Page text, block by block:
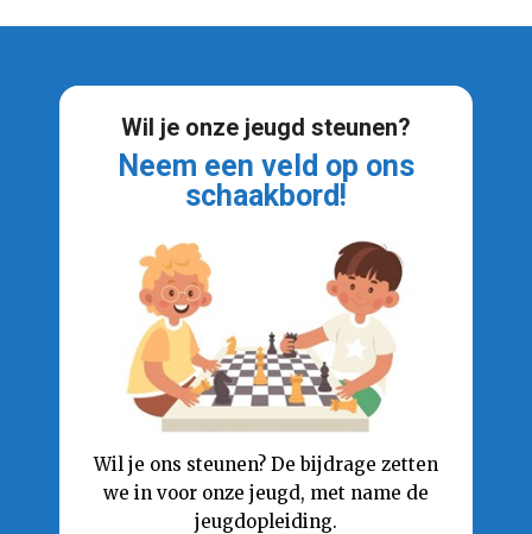
Wil je onze jeugd steunen?
Neem een veld op ons
schaakbord!
Wil je ons steunen? De bijdrage zetten
we in voor onze jeugd, met name de
jeugdopleiding.